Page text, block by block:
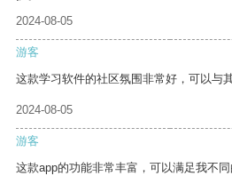
2024-08-05
游客
这款学习软件的社区氛围非常好，可以与
2024-08-05
游客
这款app的功能非常丰富，可以满足我不同